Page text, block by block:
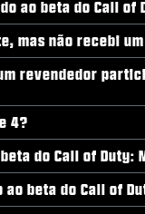
ao beta do Call
mas não recebi
revendedor
4?
do Call of Duty:
beta do Call of